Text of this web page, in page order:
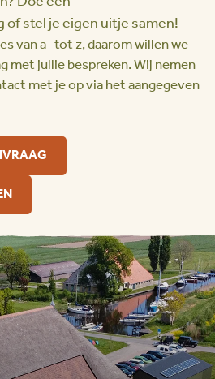
stel je eigen uitje samen!
van a- tot z, daarom willen we
met jullie bespreken. Wij nemen
met je op via het aangegeven